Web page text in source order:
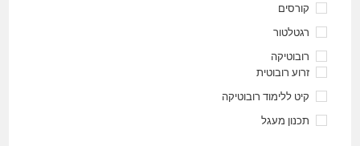
קורסים
רגטלטור
רובוטיקה
זרוע רובוטית
קיט ללימוד רובוטיקה
תכנון מעגל